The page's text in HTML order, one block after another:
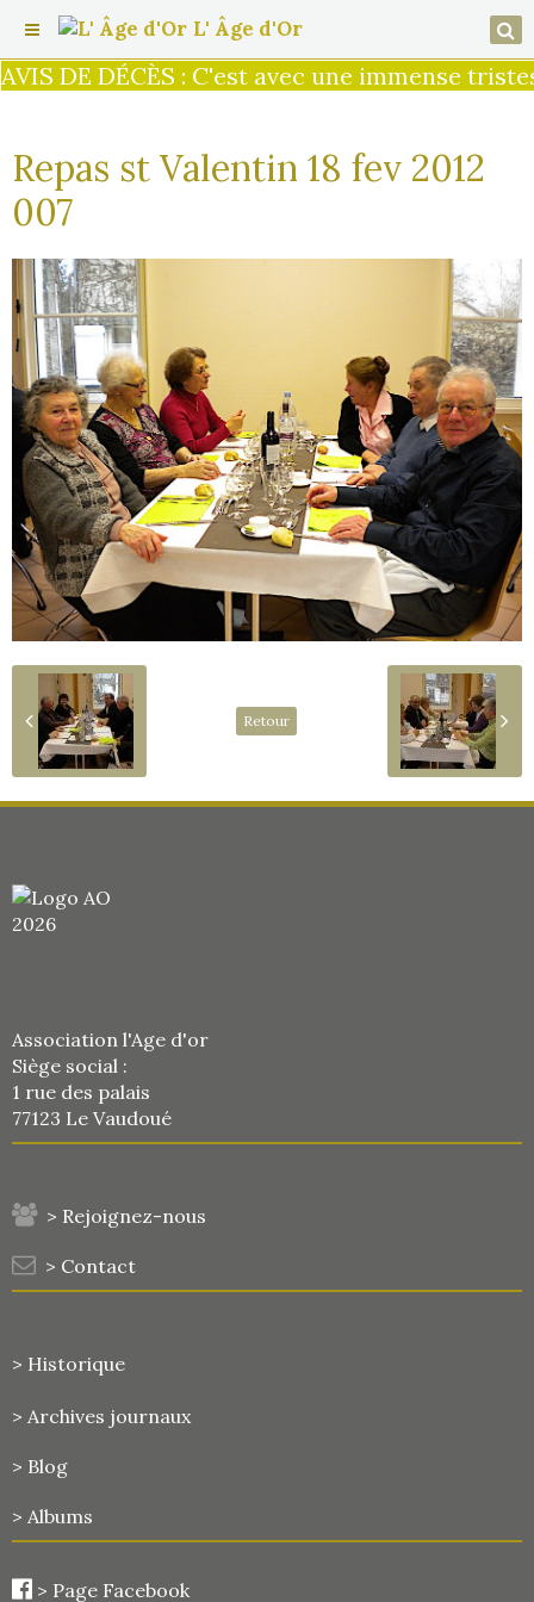
DE DÉCÈS : C'est avec une immense
L' Âge d'Or
Repas st Valentin 18 fev 2012
007
Retour
Association l'Age d'or
Siège social :
1 rue des palais
77123 Le Vaudoué
> Rejoignez-nous
> Contact
> Historique
> Archives journaux
> Blog
> Albums
> Page Facebook